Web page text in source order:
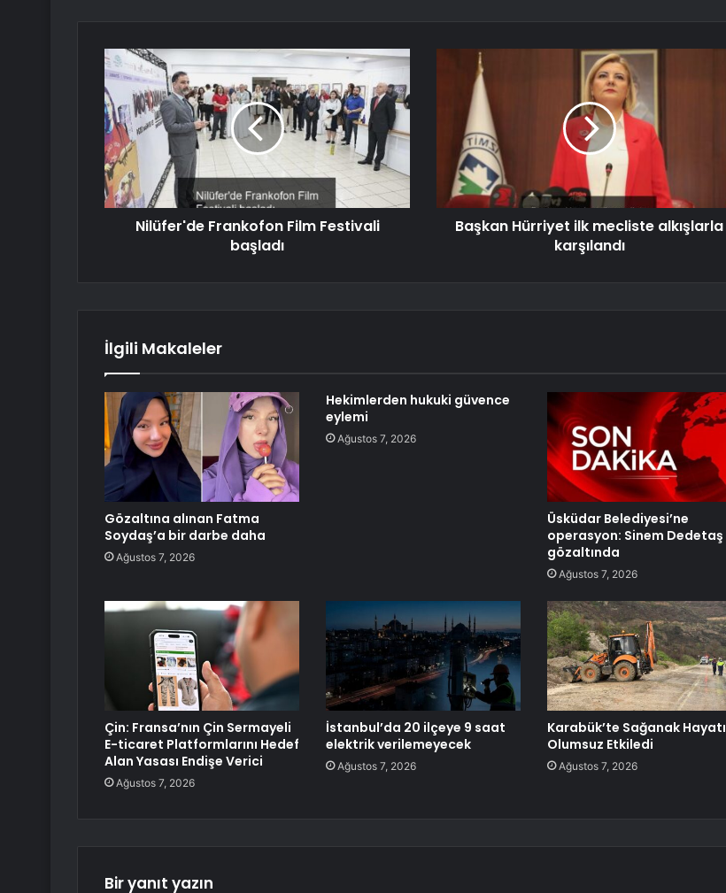
Nilüfer'de Frankofon Film Festivali
başladı
Başkan Hürriyet ilk mecliste alkışlarla
karşılandı
İlgili Makaleler
Gözaltına alınan Fatma
Soydaş’a bir darbe daha
Ağustos 7, 2026
Hekimlerden hukuki güvence
eylemi
Ağustos 7, 2026
Üsküdar Belediyesi’ne
operasyon: Sinem Dedetaş
gözaltında
Ağustos 7, 2026
Çin: Fransa’nın Çin Sermayeli
E-ticaret Platformlarını Hedef
Alan Yasası Endişe Verici
Ağustos 7, 2026
İstanbul’da 20 ilçeye 9 saat
elektrik verilemeyecek
Ağustos 7, 2026
Karabük’te Sağanak Hayatı
Olumsuz Etkiledi
Ağustos 7, 2026
Bir yanıt yazın